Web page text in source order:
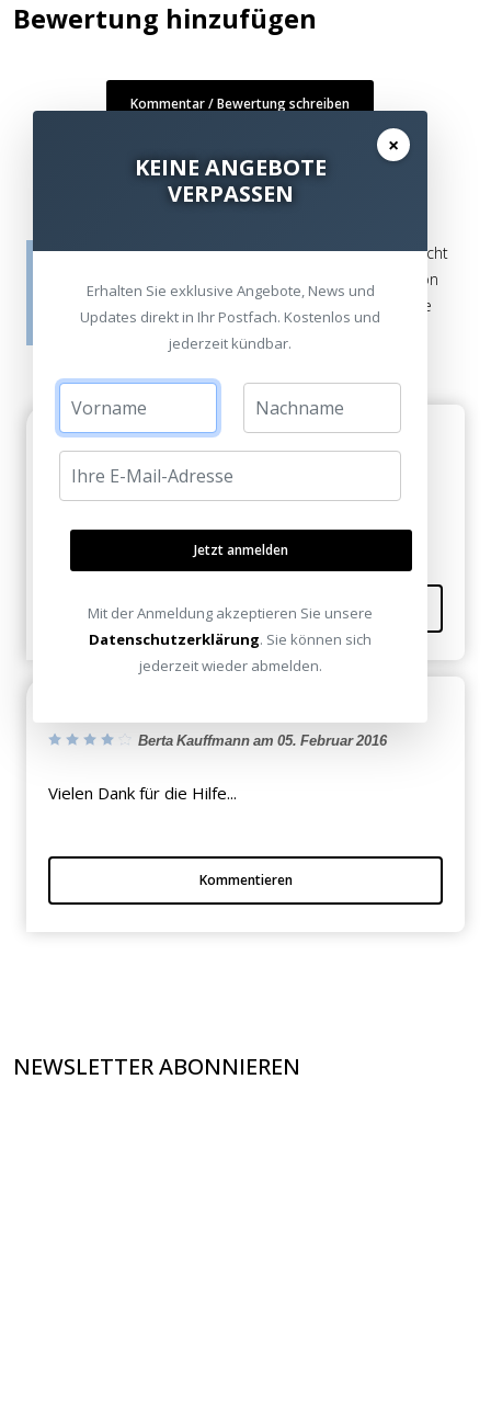
Bewertung hinzufügen
Kommentar / Bewertung schreiben
Die Bewertungen werden vor ihrer Veröffentlichung nicht
auf ihre Echtheit überprüft. Sie können daher auch von
Verbrauchern stammen, die die bewerteten Produkte
tatsächlich gar nicht erworben/genutzt haben.
Danke
Berta Kauffmann am 06. Februar 2016
Kommentieren
Berta Kauffmann am 05. Februar 2016
Vielen Dank für die Hilfe...
Kommentieren
NEWSLETTER ABONNIEREN
×
KEINE ANGEBOTE
VERPASSEN
Erhalten Sie exklusive Angebote, News und
Updates direkt in Ihr Postfach. Kostenlos und
jederzeit kündbar.
Jetzt anmelden
Mit der Anmeldung akzeptieren Sie unsere
Datenschutzerklärung. Sie können sich
jederzeit wieder abmelden.